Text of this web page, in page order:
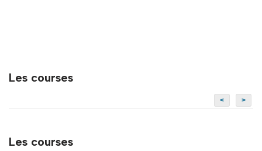
Les courses
< >
Les courses